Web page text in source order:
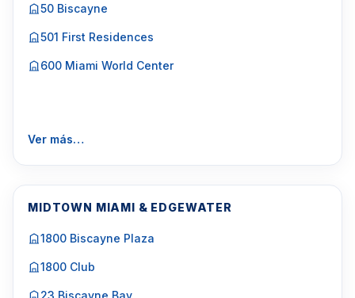
50 Biscayne
501 First Residences
600 Miami World Center
Ver más…
MIDTOWN MIAMI & EDGEWATER
1800 Biscayne Plaza
1800 Club
23 Biscayne Bay